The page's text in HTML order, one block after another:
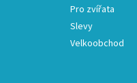
Pro zvířata
Slevy
Velkoobchod